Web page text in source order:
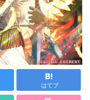
はてブ